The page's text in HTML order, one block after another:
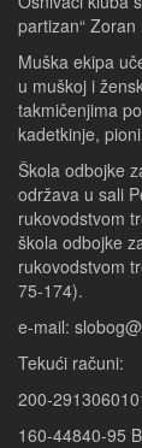
partizan“
Muška ekipa
u muškoj i
takmičenjima
kadetkinje,
Škola odbojke
održava u sali
rukovodstvom
škola odbojke
rukovodstvom
75-174).
e-mail:
Tekući računi:
200-
160-44840-95